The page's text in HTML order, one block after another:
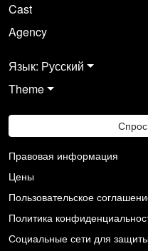
Cast
Agency
Язык: Русский
Theme
Правовая информация
Цены
Пользовательское
Политика
Социальные сети для